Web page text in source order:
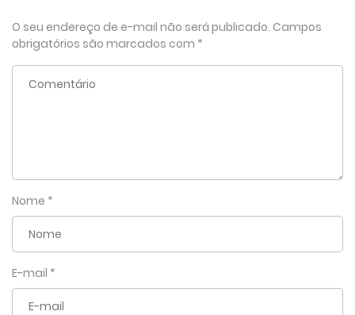
O seu endereço de e-mail não será publicado. Campos
obrigatórios são marcados com *
Nome *
E-mail *